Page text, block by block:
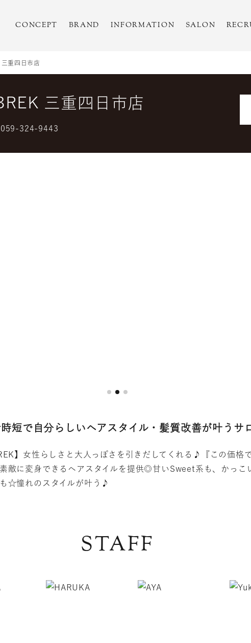
CONCEPT BRAND INFORMATION SALON
重四日市店
三重四日市店
059-324-9443
短で自分らしいヘアスタイル・髪質改善が叶うサ
】女性らしさと大人っぽさを引きだしてくれる♪『この価格
敵に変身できるヘアスタイルを提供◎甘いSweet系も、かっ
☆憧れのスタイルが叶う♪
STAFF